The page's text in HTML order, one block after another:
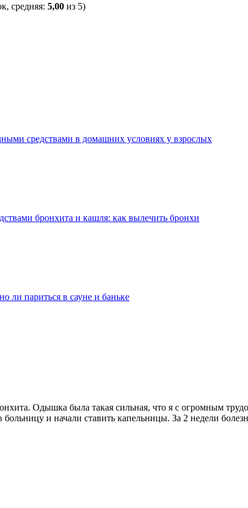
средняя: 5,00 из 5)
средствами в домашних условиях у взрослых
бронхита и кашля: как вылечить бронхи
ли париться в сауне и баньке
Одышка была такая сильная, что я с огромным
и начали ставить капельницы. За 2 недели